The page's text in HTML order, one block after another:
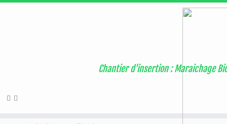
: Attempt to read property "geoplugin_countryCode" on null in
Chantier d'insertion : Maraichage